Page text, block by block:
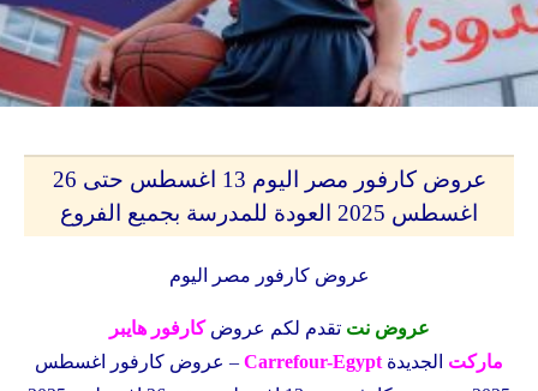
عروض كارفور مصر اليوم 13 اغسطس حتى 26
اغسطس 2025 العودة للمدرسة بجميع الفروع
عروض كارفور مصر اليوم
عروض نت تقدم لكم عروضكارفور هايبر
ماركت الجديدة Carrefour-Egypt – عروض كارفور اغسطس